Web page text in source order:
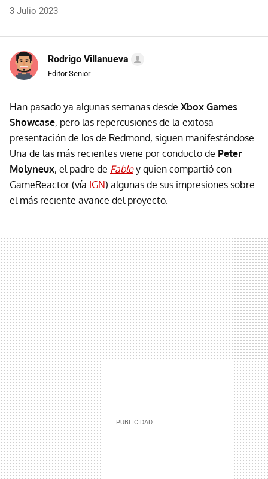
3 Julio 2023
Rodrigo Villanueva
Editor Senior
Han pasado ya algunas semanas desde Xbox Games
Showcase, pero las repercusiones de la exitosa
presentación de los de Redmond, siguen manifestándose.
Una de las más recientes viene por conducto de Peter
Molyneux, el padre de Fabley quien compartió con
GameReactor (vía IGN) algunas de sus impresiones sobre
el más reciente avance del proyecto.